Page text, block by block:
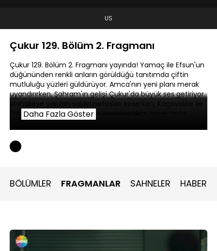
US
Çukur 129. Bölüm 2. Fragmanı
Çukur 129. Bölüm 2. Fragmanı yayında! Yamaç ile Efsun'un
düğününden renkli anların görüldüğü tanıtımda çiftin
mutluluğu yüzleri güldürüyor. Amca'nın yeni planı merak
uyandırırken, Şahram'ın gelişi Çukur'da büyük ses getiriyor.
Mahalleye yapılan saldırı nefesleri keserken, Koçovalılar ile
Şahram'ın karşılaşmasında yaşanacaklar heyecanla
Daha Fazla Göster
BÖLÜMLER FRAGMANLAR SAHNELER